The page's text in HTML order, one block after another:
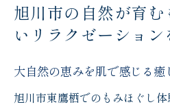
旭川市の自然が育
いリラクゼーション
大自然の恵みを肌で感じる癒
旭川市東鷹栖でのもみほぐし